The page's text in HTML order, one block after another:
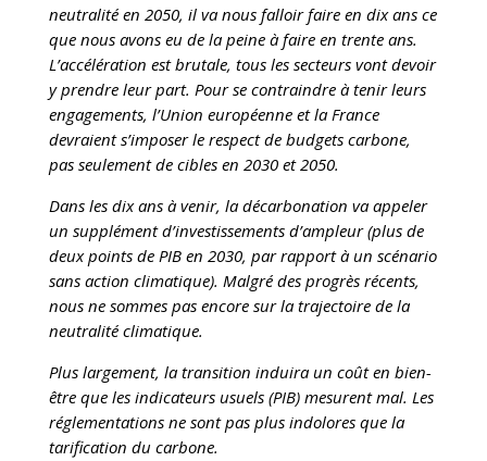
neutralité en 2050, il va nous falloir faire en dix ans ce
que nous avons eu de la peine à faire en trente ans.
L’accélération est brutale, tous les secteurs vont devoir
y prendre leur part. Pour se contraindre à tenir leurs
engagements, l’Union européenne et la France
devraient s’imposer le respect de budgets carbone,
pas seulement de cibles en 2030 et 2050.
Dans les dix ans à venir, la décarbonation va appeler
un supplément d’investissements d’ampleur (plus de
deux points de PIB en 2030, par rapport à un scénario
sans action climatique). Malgré des progrès récents,
nous ne sommes pas encore sur la trajectoire de la
neutralité climatique.
Plus largement, la transition induira un coût en bien-
être que les indicateurs usuels (PIB) mesurent mal. Les
réglementations ne sont pas plus indolores que la
tarification du carbone.